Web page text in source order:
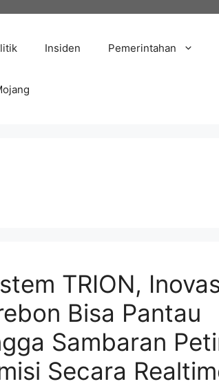
Insiden Pemerintahan
TRION,
Bisa Pantau
Sambaran
Secara